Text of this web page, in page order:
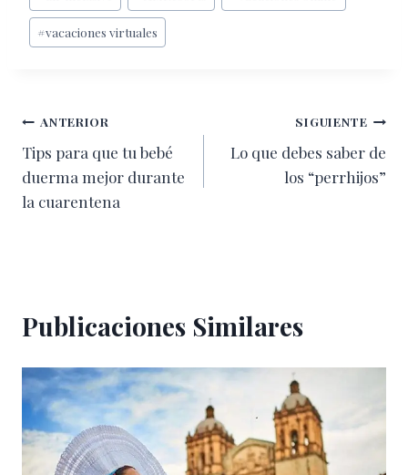
de
la#vacaciones virtuales
Navegación
de
entradas
ANTERIOR
Tips para que tu bebé
duerma mejor durante
la cuarentena
SIGUIENTE
Lo que debes saber de
los “perrhijos”
Publicaciones Similares